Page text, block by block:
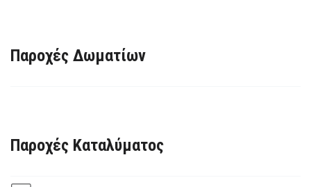
Παροχές Δωματίων
Παροχές Καταλύματος